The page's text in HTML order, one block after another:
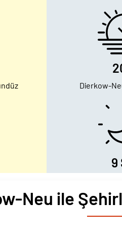
Dierkow-
9
Neu ile